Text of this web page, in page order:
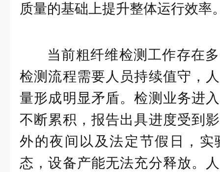
质量的基础上提升整体运行效率
当前粗纤维检测工作存在
检测流程需要人员持续值守，
量形成明显矛盾。检测业务进
不断累积，报告出具进度受到
外的夜间以及法定节假日，实
态，设备产能无法充分释放。